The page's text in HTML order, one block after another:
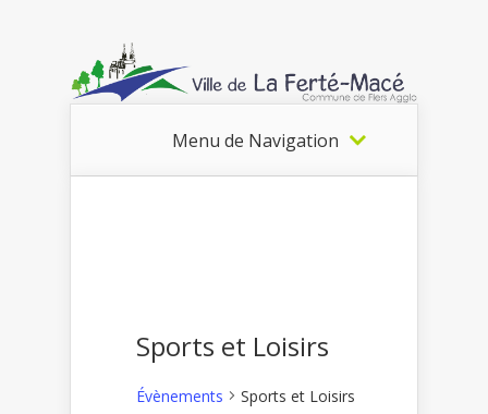
Menu de Navigation
Sports et Loisirs
Évènements Sports et Loisirs